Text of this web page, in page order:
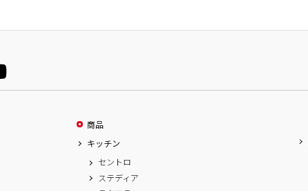
商品
キッチン
セントロ
ステディア